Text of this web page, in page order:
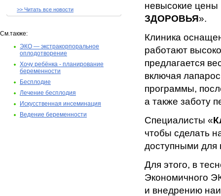
>> Читать все новости
См.также:
ЭКО — экстракорпоральное
оплодотворение
Хочу ребёнка - планирование
беременности
Бесплодие
Лечение бесплодия
Искусственная инсеминация
Ведение беременности
невысокие цены
ЗДОРОВЬЯ».
Клиника
работают
предлагается
включая
программы,
а также заботу
Специалисты «
чтобы сде­лать
доступными для
Для этого, в
Экономичного
и внедрению